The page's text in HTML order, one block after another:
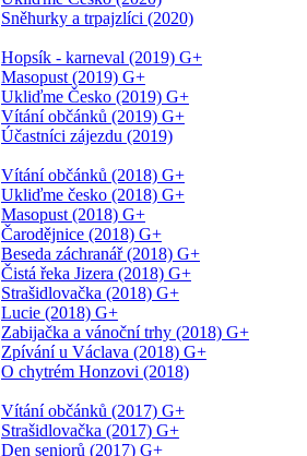
Sněhurky a trpajzlíci (2020)
Hopsík - karneval (2019) G+
Masopust (2019) G+
Ukliďme Česko (2019) G+
Vítání občánků (2019) G+
Účastníci zájezdu (2019)
Vítání občánků (2018) G+
Ukliďme česko (2018) G+
Masopust (2018) G+
Čarodějnice (2018) G+
Beseda záchranář (2018) G+
Čistá řeka Jizera (2018) G+
Strašidlovačka (2018) G+
Lucie (2018) G+
Zabijačka a vánoční trhy (2018) G+
Zpívání u Václava (2018) G+
O chytrém Honzovi (2018)
Vítání občánků (2017) G+
Strašidlovačka (2017) G+
Den seniorů (2017) G+